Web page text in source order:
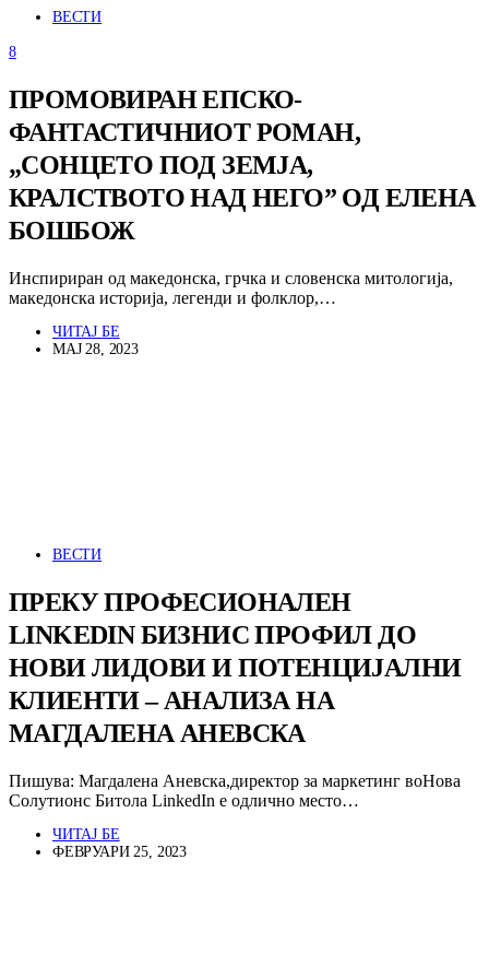
ВЕСТИ
8
ПРОМОВИРАН ЕПСКО-
ФАНТАСТИЧНИОТ РОМАН,
„СОНЦЕТО ПОД ЗЕМЈА,
КРАЛСТВОТО НАД НЕГО” ОД ЕЛЕНА
БОШБОЖ
Инспириран од македонска, грчка и словенска митологија,
македонска историја, легенди и фолклор,…
ЧИТАЈ БЕ
МАЈ 28, 2023
ВЕСТИ
ПРЕКУ ПРОФЕСИОНАЛЕН
LINKEDIN БИЗНИС ПРОФИЛ ДО
НОВИ ЛИДОВИ И ПОТЕНЦИЈАЛНИ
КЛИЕНТИ – АНАЛИЗА НА
МАГДАЛЕНА АНЕВСКА
Пишува: Магдалена Аневска,директор за маркетинг воНова
Солутионс Битола LinkedIn е одлично место…
ЧИТАЈ БЕ
ФЕВРУАРИ 25, 2023